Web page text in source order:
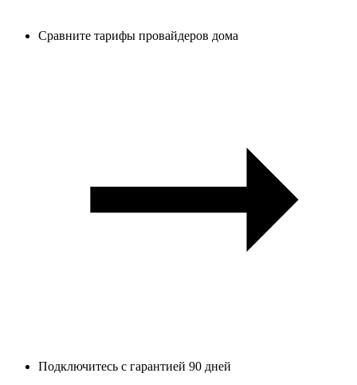
Сравните тарифы провайдеров дома
Подключитесь с гарантией 90 дней